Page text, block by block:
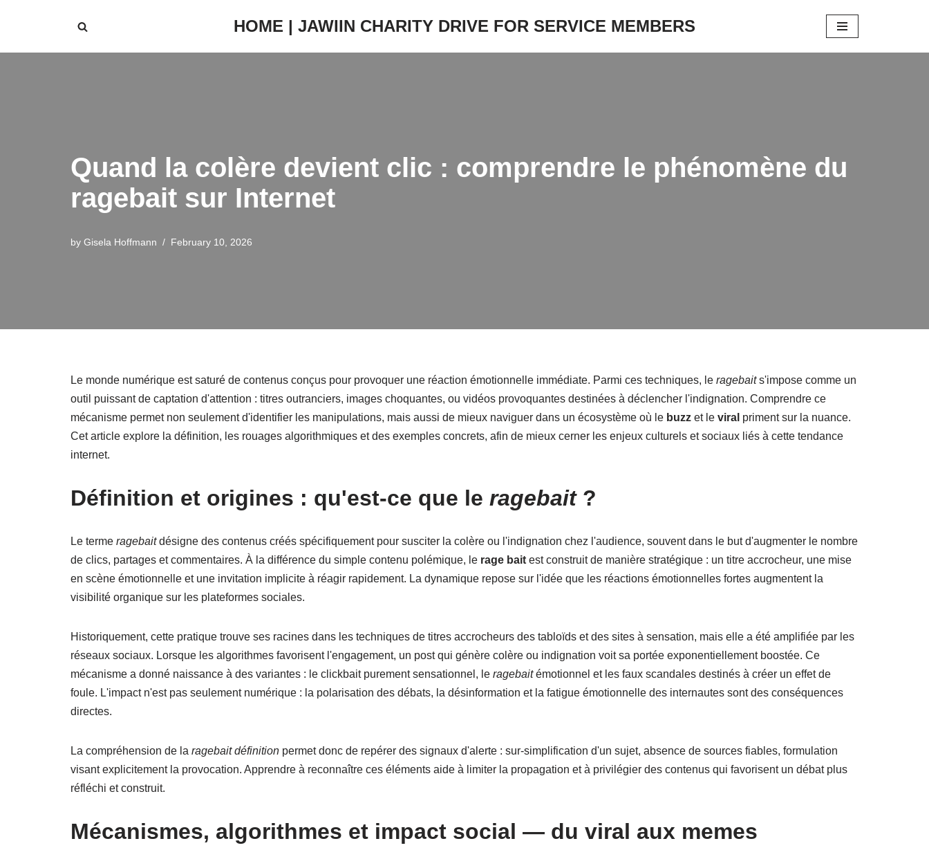
HOME | JAWIIN CHARITY DRIVE FOR SERVICE MEMBERS
Quand la colère devient clic : comprendre le phénomène du
ragebait sur Internet
by Gisela Hoffmann February 10, 2026
Le monde numérique est saturé de contenus conçus pour provoquer une réaction émotionnelle immédiate. Parmi ces techniques, le ragebaits'impose comme un
outil puissant de captation d'attention : titres outranciers, images choquantes, ou vidéos provoquantes destinées à déclencher l'indignation. Comprendre ce
mécanisme permet non seulement d'identifier les manipulations, mais aussi de mieux naviguer dans un écosystème où le buzz et le viral priment sur la nuance.
Cet article explore la définition, les rouages algorithmiques et des exemples concrets, afin de mieux cerner les enjeux culturels et sociaux liés à cette tendance
internet.
Définition et origines : qu'est-ce que le ragebait?
Le terme ragebaitdésigne des contenus créés spécifiquement pour susciter la colère ou l'indignation chez l'audience, souvent dans le but d'augmenter le nombre
de clics, partages et commentaires. À la différence du simple contenu polémique, le rage bait est construit de manière stratégique : un titre accrocheur, une mise
en scène émotionnelle et une invitation implicite à réagir rapidement. La dynamique repose sur l'idée que les réactions émotionnelles fortes augmentent la
visibilité organique sur les plateformes sociales.
Historiquement, cette pratique trouve ses racines dans les techniques de titres accrocheurs des tabloïds et des sites à sensation, mais elle a été amplifiée par les
réseaux sociaux. Lorsque les algorithmes favorisent l'engagement, un post qui génère colère ou indignation voit sa portée exponentiellement boostée. Ce
mécanisme a donné naissance à des variantes : le clickbait purement sensationnel, le ragebaitémotionnel et les faux scandales destinés à créer un effet de
foule. L'impact n'est pas seulement numérique : la polarisation des débats, la désinformation et la fatigue émotionnelle des internautes sont des conséquences
directes.
La compréhension de la ragebait définition permet donc de repérer des signaux d'alerte : sur-simplification d'un sujet, absence de sources fiables, formulation
visant explicitement la provocation. Apprendre à reconnaître ces éléments aide à limiter la propagation et à privilégier des contenus qui favorisent un débat plus
réfléchi et construit.
Mécanismes, algorithmes et impact social — du viral aux memes